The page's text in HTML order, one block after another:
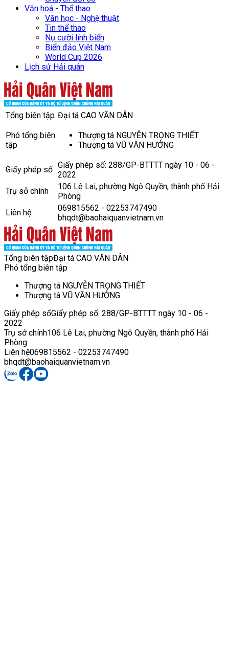
Văn hoá - Thể thao
Văn học - Nghệ thuật
Tin thể thao
Nụ cười lính biển
Biển đảo Việt Nam
World Cup 2026
Lịch sử Hải quân
Tổng biên tập Đại tá CAO VĂN DÂN
Phó tổng biên
tập
Thượng tá NGUYỄN TRỌNG THIẾT
Thượng tá VŨ VĂN HƯỞNG
Giấy phép số Giấy phép số: 288/GP-BTTTT ngày 10 - 06 -
2022
Trụ sở chính
106 Lê Lai, phường Ngô Quyền, thành phố Hải
Phòng
Liên hệ
069815562 - 02253747490
bhqdt@baohaiquanvietnam.vn
Tổng biên tậpĐại tá CAO VĂN DÂN
Phó tổng biên tập
Thượng tá NGUYỄN TRỌNG THIẾT
Thượng tá VŨ VĂN HƯỞNG
Giấy phép sốGiấy phép số: 288/GP-BTTTT ngày 10 - 06 -
2022
Trụ sở chính106 Lê Lai, phường Ngô Quyền, thành phố Hải
Phòng
Liên hệ069815562 - 02253747490
bhqdt@baohaiquanvietnam.vn